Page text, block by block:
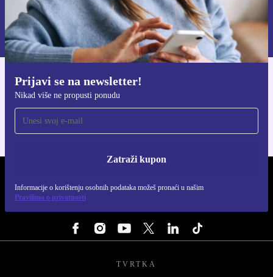
Prijavi se na newsletter!
Nikad više ne propusti ponudu
Zatraži kupon
Informacije o korištenju osobnih podataka možeš pronaći u našim
Pravilima o privatnosti
Zatraži kupon
Informacije o korištenju osobnih podataka možeš pronaći u našim
Pravilima privatnosti.
Preuzmi refurbed aplikaciju
Za iOS i Android
TVRTKA